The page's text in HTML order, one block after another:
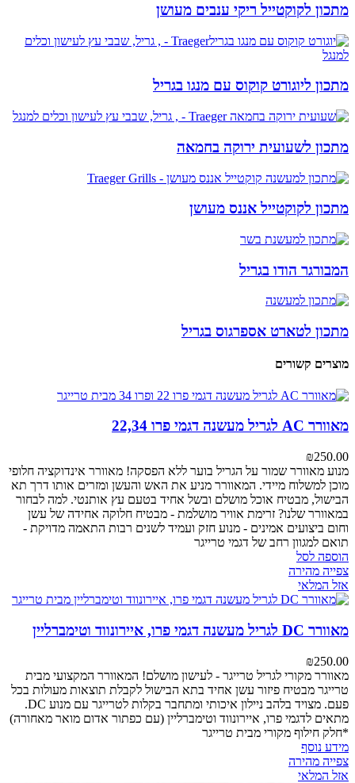
מתכון לקוקטייל ריקי ענבים מעושן
מתכון ליוגורט קוקוס עם מנגו בגריל
מתכון לשעועית ירוקה בחמאה
מתכון לקוקטייל אננס מעושן
המבורגר הודו בגריל
מתכון לטארט אספרגוס בגריל
מוצרים קשורים
מאוורר AC לגריל מעשנה דגמי פרו 22,34
₪250.00
מנוע מאוורר שמור על הגריל בוער ללא הפסקה! מאוורר אינדוקציה חלופי
מוכן למשלוח מיידי. המאוורר מניע את האש והעשן ומזרים אותו דרך תא
הבישול, מבטיח אוכל מושלם ובשל אחיד בטעם עץ אותנטי. למה לבחור
במאוורר שלנו? זרימת אוויר מושלמת - מבטיח חלוקה אחידה של עשן
וחום ביצועים אמינים - מנוע חזק ועמיד לשנים רבות התאמה מדויקת -
תואם למגוון רחב של דגמי טרייגר
הוספה לסל
צפייה מהירה
אזל המלאי
מאוורר DC לגריל מעשנה דגמי פרו, איירונווד וטימברליין
₪250.00
מאוורר מקורי לגריל טרייגר - לעישון מושלם! המאוורר המקצועי מבית
טרייגר מבטיח פיזור עשן אחיד בתא הבישול לקבלת תוצאות מעולות בכל
פעם. מצויד בלהב ניילון איכותי ומתחבר בקלות לטרייגר עם מנוע DC.
מתאים לדגמי פרו, איירונווד וטימברליין (עם כפתור אדום מואר מאחורה)
*חלק חילוף מקורי מבית טרייגר
מידע נוסף
צפייה מהירה
אזל המלאי